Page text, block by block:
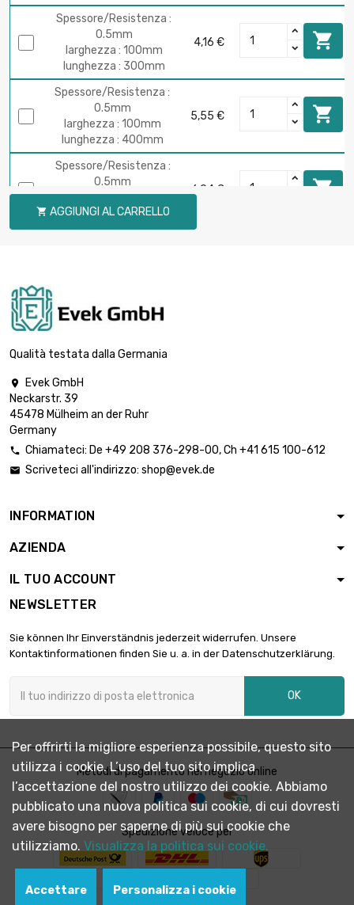
Spessore/Resistenza :
0.5mm
larghezza : 100mm
lunghezza : 300mm
4,16 € 
Spessore/Resistenza :
0.5mm
larghezza : 100mm
lunghezza : 400mm
5,55 € 
Spessore/Resistenza :
0.5mm
larghezza : 100mm
lunghezza : 500mm
6,94 € 
Spessore/Resistenza :
lunghezza : 700mm
Spessore/Resistenza :
larghezza : 100mm
0.5mm
lunghezza : 900mm
lunghezza : 1000mm
Spessore/Resistenza :
lunghezza : 150mm
larghezza : 150mm
3,12 €
0.5mm
Spessore/Resistenza :
0.5mm
lunghezza : 250mm
larghezza : 150mm
5,21 €
Spessore/Resistenza :
0.5mm
lunghezza : 300mm
6,26 €
 AGGIUNGI AL CARRELLO
Qualità testata dalla Germania

Evek GmbH
Neckarstr. 39
45478 Mülheim an der Ruhr
Germany
 Chiamateci: De +49 208 376-298-00, Ch +41 615 100-612
 Scriveteci all'indirizzo: shop@evek.de
INFORMATION
AZIENDA
IL TUO ACCOUNT
NEWSLETTER
Sie können Ihr Einverständnis jederzeit widerrufen. Unsere
Kontaktinformationen finden Sie u. a. in der Datenschutzerklärung.
OK
Metodi di pagamento nel negozio online
Spedizione veloce per
Per offrirti la migliore esperienza possibile, questo sito
utilizza i cookie. L’uso del tuo sito implica
l’accettazione del nostro utilizzo dei cookie. Abbiamo
pubblicato una nuova politica sui cookie, di cui dovresti
avere bisogno per saperne di più sui cookie che
utilizziamo. Visualizza la politica sui cookie.
Accettare Personalizza i cookie